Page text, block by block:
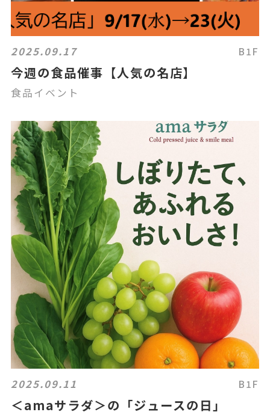
2025.09.17 B1F
今週の食品催事【人気の名店】
食品イベント
2025.09.11 B1F
＜amaサラダ＞の「ジュースの日」